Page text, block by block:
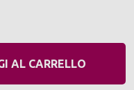
AL CARRELLO